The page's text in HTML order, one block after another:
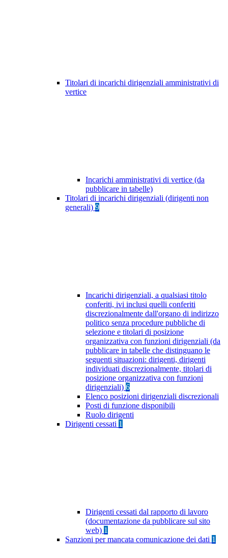
Titolari di incarichi dirigenziali amministrativi di
vertice
Incarichi amministrativi di vertice (da
pubblicare in tabelle)
Titolari di incarichi dirigenziali (dirigenti non
generali) 9
Incarichi dirigenziali, a qualsiasi titolo
conferiti, ivi inclusi quelli conferiti
discrezionalmente dall'organo di indirizzo
politico senza procedure pubbliche di
selezione e titolari di posizione
organizzativa con funzioni dirigenziali (da
pubblicare in tabelle che distinguano le
seguenti situazioni: dirigenti, dirigenti
individuati discrezionalmente, titolari di
posizione organizzativa con funzioni
dirigenziali) 6
Elenco posizioni dirigenziali discrezionali
Posti di funzione disponibili
Ruolo dirigenti
Dirigenti cessati 1
Dirigenti cessati dal rapporto di lavoro
(documentazione da pubblicare sul sito
web) 1
Sanzioni per mancata comunicazione dei dati 1